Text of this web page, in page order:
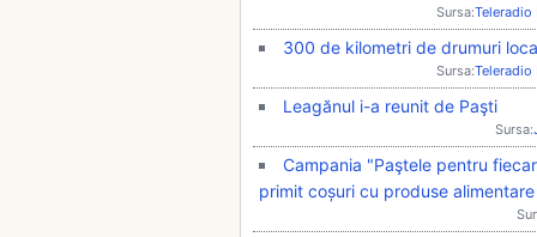
Sursa:
300 de kilometri de drumuri
Sursa:
Leagănul i-a reunit de Paşti
Sursa:
Campania "Paştele pentru
primit coșuri cu produse alimentare